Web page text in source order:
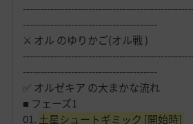
---------------------------------------
⚔️ オル のゆりかご(オル戦 )
---------------------------------------
✅ オルゼキア の大まかな流れ
■ フェーズ1
01. 土星シュートギミック [開始時]